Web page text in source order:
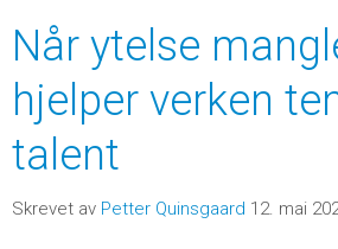
Når ytelse
hjelper verken
talent
Skrevet av Petter Quinsgaard 12. mai